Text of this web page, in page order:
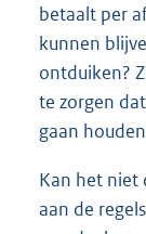
betaalt per
kunnen
ontduiken?
te zorgen
gaan
Kan het niet
aan de